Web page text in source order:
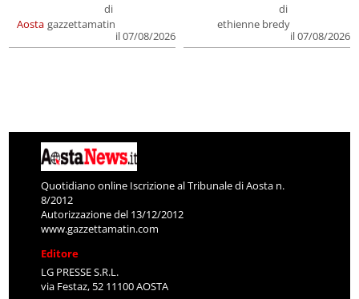
Aosta
di
gazzettamatin
il 07/08/2026
di
ethienne bredy
il 07/08/2026
Quotidiano online Iscrizione al Tribunale di Aosta n.
8/2012
Autorizzazione del 13/12/2012
www.gazzettamatin.com
Editore
LG PRESSE S.R.L.
via Festaz, 52 11100 AOSTA